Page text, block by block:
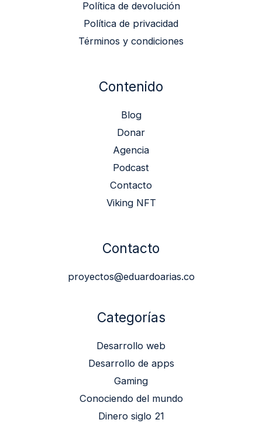
Política de devolución
Política de privacidad
Términos y condiciones
Contenido
Blog
Donar
Agencia
Podcast
Contacto
Viking NFT
Contacto
proyectos@eduardoarias.co
Categorías
Desarrollo web
Desarrollo de apps
Gaming
Conociendo del mundo
Dinero siglo 21